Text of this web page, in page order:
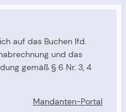
auf das Buchen lfd.
und das
gemäß § 6 Nr. 3, 4
Mandanten-Portal